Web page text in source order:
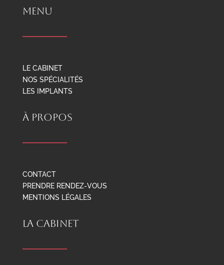
MENU
LE CABINET
NOS SPÉCIALITÉS
LES IMPLANTS
À PROPOS
CONTACT
PRENDRE RENDEZ-VOUS
MENTIONS LÉGALES
LA CABINET